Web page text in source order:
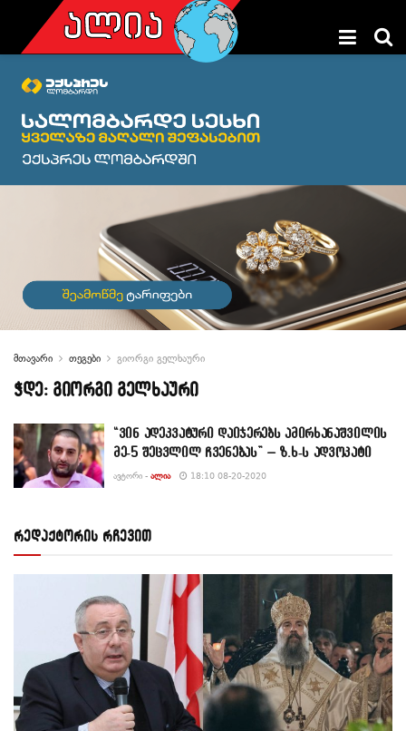
მთავარი თეგები გიორგი გელხაური
ჭდე: გიორგი გელხაური
“ვინ ადეკვატური დაიჯერებს ამირხანაშვილის
მე-5 შეცვლილ ჩვენებას” – ზ.ხ-ს ადვოკატი
ᲐᲕᲢᲝᲠᲘ - ᲐᲚᲘᲐ 18:10 08-20-2020
რედაქტორის რჩევით